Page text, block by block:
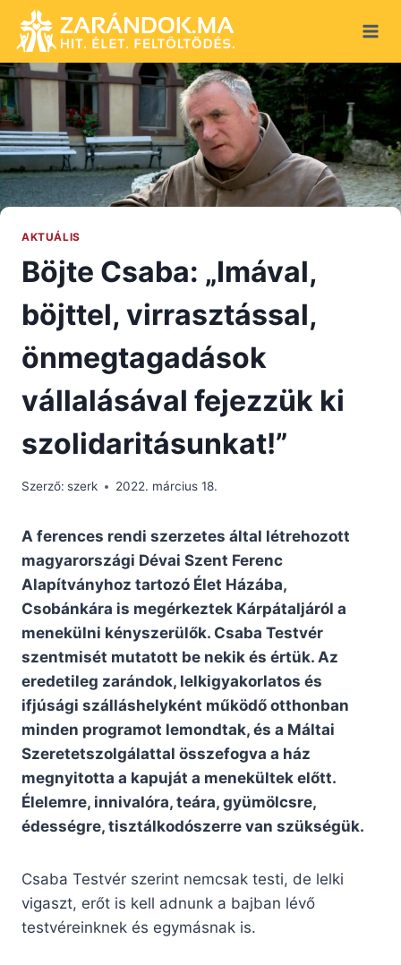
content
AKTUÁLIS
Böjte Csaba: „Imával,
böjttel, virrasztással,
önmegtagadások
vállalásával fejezzük ki
szolidaritásunkat!”
Szerző: szerk 2022. március 18.
A ferences rendi szerzetes által létrehozott
magyarországi Dévai Szent Ferenc
Alapítványhoz tartozó Élet Házába,
Csobánkára is megérkeztek Kárpátaljáról a
menekülni kényszerülők. Csaba Testvér
szentmisét mutatott be nekik és értük. Az
eredetileg zarándok, lelkigyakorlatos és
ifjúsági szálláshelyként működő otthonban
minden programot lemondtak, és a Máltai
Szeretetszolgálattal összefogva a ház
megnyitotta a kapuját a menekültek előtt.
Élelemre, innivalóra, teára, gyümölcsre,
édességre, tisztálkodószerre van szükségük.
Csaba Testvér szerint nemcsak testi, de lelki
vigaszt, erőt is kell adnunk a bajban lévő
testvéreinknek és egymásnak is.